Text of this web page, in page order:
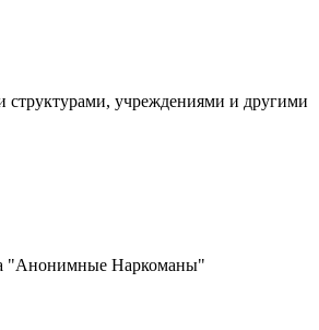
учреждениями и другими
"Анонимные Наркоманы"